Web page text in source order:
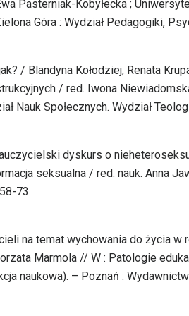
Pasterniak-Kobyłecka ;
Góra : Wydział Pedagogiki,
/ Blandyna Kołodziej, Renata
/ red. Iwona
Nauk Społecznych. Wydział
dyskurs o
seksualna / red. nauk. Anna
73
na temat wychowania do życia
Marmola // W : Patologie
naukowa). – Poznań :